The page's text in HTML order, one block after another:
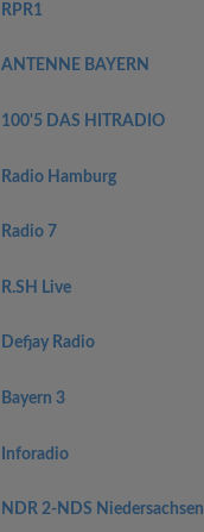
RPR1
ANTENNE BAYERN
100'5 DAS HITRADIO
Radio Hamburg
Radio 7
R.SH Live
Defjay Radio
Bayern 3
Inforadio
NDR 2-NDS Niedersachsen